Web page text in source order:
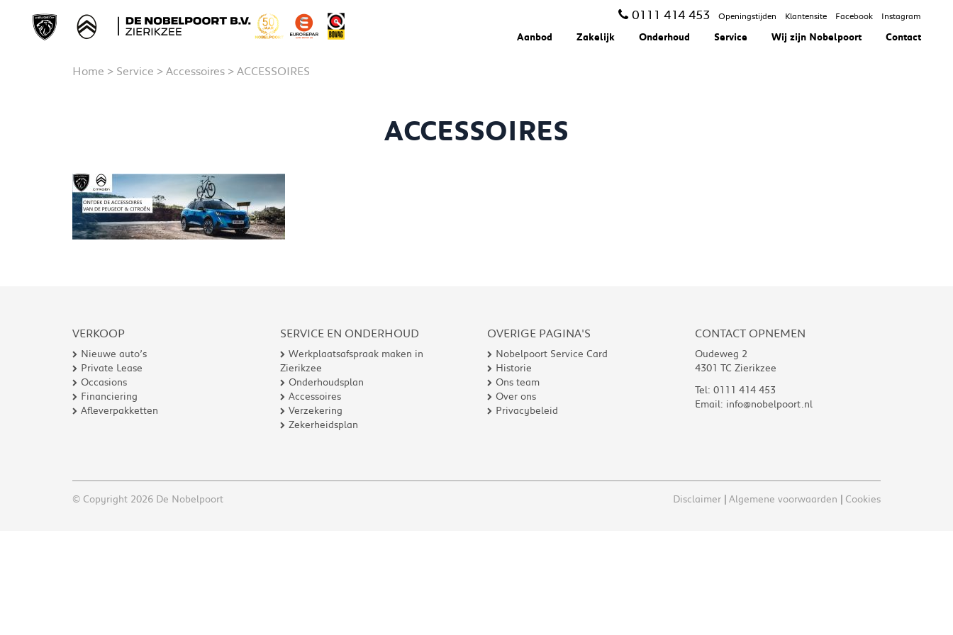
0111 414 453 Openingstijden Klantensite Facebook Instagram
Aanbod Zakelijk Onderhoud Service Wij zijn Nobelpoort Contact
Home > Service > Accessoires > ACCESSOIRES
ACCESSOIRES
VERKOOP
Nieuwe auto’s
Private Lease
Occasions
Financiering
Afleverpakketten
SERVICE EN ONDERHOUD
Werkplaatsafspraak maken in
Zierikzee
Onderhoudsplan
Accessoires
Verzekering
Zekerheidsplan
OVERIGE PAGINA'S
Nobelpoort Service Card
Historie
Ons team
Over ons
Privacybeleid
CONTACT OPNEMEN
Oudeweg 2
4301 TC Zierikzee
Tel: 0111 414 453
Email: info@nobelpoort.nl
© Copyright 2026 De Nobelpoort Disclaimer Algemene voorwaarden Cookies